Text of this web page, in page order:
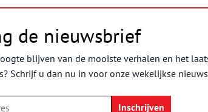
de nieuwsbrief
blijven van de mooiste verhalen en het
Schrijf u dan nu in voor onze wekelijkse